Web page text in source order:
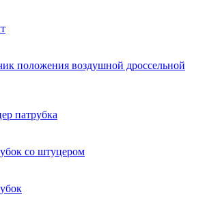
положения воздушной дроссельной
патрубка
со штуцером